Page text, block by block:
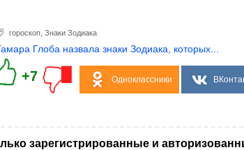
гороскоп Знаки Зодиака
Глоба назвала знаки Зодиака, которых...
+7 Одноклассники
зарегистрированные и